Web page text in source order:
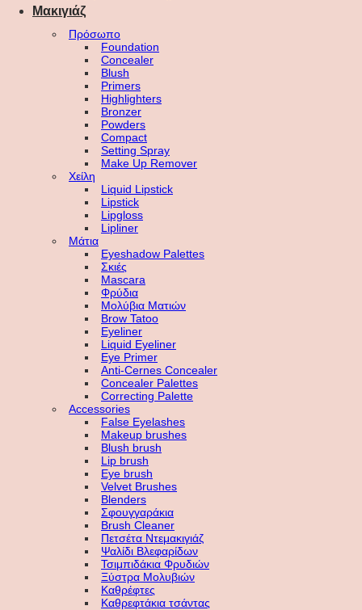
Μακιγιάζ
Πρόσωπο
Foundation
Concealer
Blush
Primers
Highlighters
Bronzer
Powders
Compact
Setting Spray
Make Up Remover
Χείλη
Liquid Lipstick
Lipstick
Lipgloss
Lipliner
Μάτια
Eyeshadow Palettes
Σκιές
Mascara
Φρύδια
Μολύβια Ματιών
Brow Tatoo
Eyeliner
Liquid Eyeliner
Eye Primer
Anti-Cernes Concealer
Concealer Palettes
Correcting Palette
Accessories
False Eyelashes
Makeup brushes
Blush brush
Lip brush
Eye brush
Velvet Brushes
Blenders
Σφουγγαράκια
Brush Cleaner
Πετσέτα Ντεμακιγιάζ
Ψαλίδι Βλεφαρίδων
Τσιμπιδάκια Φρυδιών
Ξύστρα Μολυβιών
Καθρέφτες
Καθρεφτάκια τσάντας